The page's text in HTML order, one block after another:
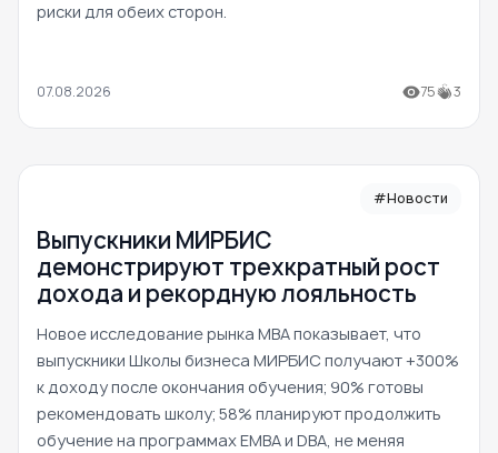
риски для обеих сторон.
07.08.2026 75 3
#Новости
Выпускники МИРБИС
демонстрируют трехкратный рост
дохода и рекордную лояльность
Новое исследование рынка MBA показывает, что
выпускники Школы бизнеса МИРБИС получают +300%
к доходу после окончания обучения; 90% готовы
рекомендовать школу; 58% планируют продолжить
обучение на программах EMBA и DBA, не меняя